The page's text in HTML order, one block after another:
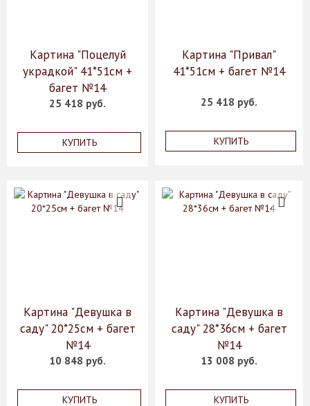
Картина "Поцелуй
украдкой" 41*51см +
багет №14
25 418 руб.
КУПИТЬ
Картина "Привал"
41*51см + багет №14
25 418 руб.
КУПИТЬ
Картина "Девушка в
саду" 20*25см + багет
№14
10 848 руб.
КУПИТЬ
Картина "Девушка в
саду" 28*36см + багет
№14
13 008 руб.
КУПИТЬ